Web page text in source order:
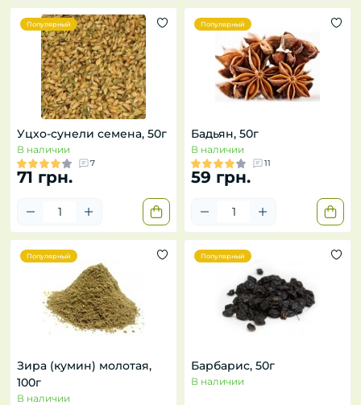
Популярный
Уцхо-сунели семена, 50г
В наличии
7
71 грн.
Популярный
Бадьян, 50г
В наличии
11
59 грн.
Популярный
Зира (кумин) молотая,
100г
В наличии
Популярный
Барбарис, 50г
В наличии